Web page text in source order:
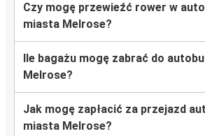
Czy mogę przewieźć rower w
miasta Melrose?
Ile bagażu mogę zabrać do
Melrose?
Jak mogę zapłacić za przejazd
miasta Melrose?